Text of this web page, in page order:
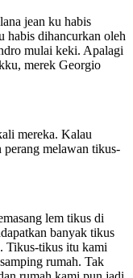
jean ku habis
habis dihancurkan oleh
mulai keki. Apalagi
merek Georgio
mereka. Kalau
perang melawan tikus-
lem tikus di
banyak tikus
Tikus-tikus itu kami
rumah. Tak